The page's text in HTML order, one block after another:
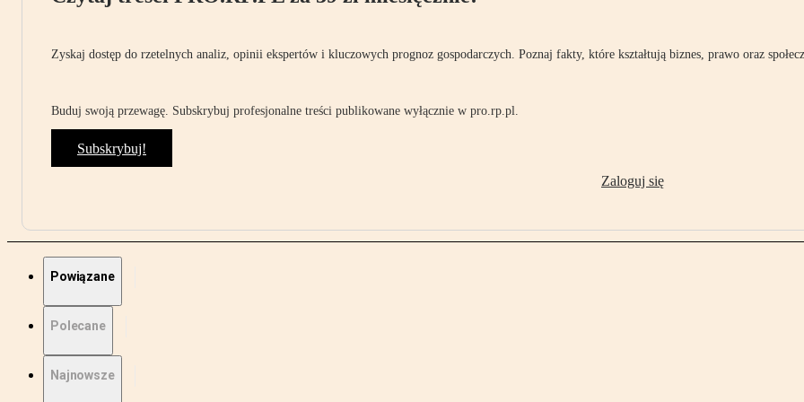
Zyskaj dostęp do rzetelnych analiz, opinii ekspertów i kluczowych prognoz gospodarczych. Poznaj fakty, które kształtują biznes, prawo oraz
Buduj swoją przewagę. Subskrybuj profesjonalne treści publikowane wyłącznie w pro.rp.pl.
Subskrybuj!
Zaloguj się
Powiązane
Polecane
Najnowsze